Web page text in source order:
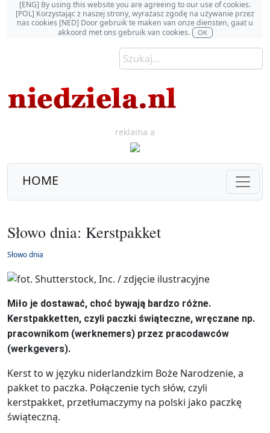
[ENG] By using this website you are agreeing to our use of cookies.
[POL] Korzystając z naszej strony, wyrażasz zgodę na używanie przez
nas cookies [NED] Door gebruik te maken van onze diensten, gaat u
akkoord met ons gebruik van cookies.
OK
reklama a
HOME
Słowo dnia: Kerstpakket
Słowo dnia
Miło je dostawać, choć bywają bardzo różne.
Kerstpakketten, czyli paczki świąteczne, wręczane np.
pracownikom (werknemers) przez pracodawców
(werkgevers).
Kerst to w języku niderlandzkim Boże Narodzenie, a
pakket to paczka. Połączenie tych słów, czyli
kerstpakket, przetłumaczymy na polski jako paczkę
świąteczną.